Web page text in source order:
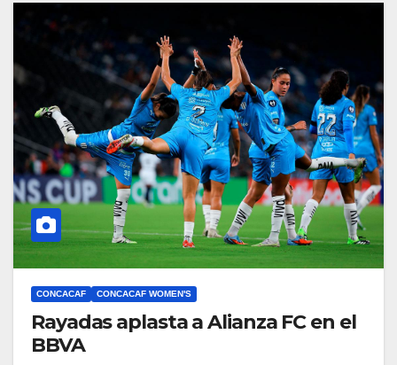
CONCACAF CONCACAF WOMEN'S
Rayadas aplasta a Alianza FC en el
BBVA